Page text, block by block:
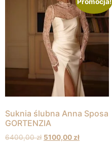
Suknia ślubna Anna Sposa
GORTENZIA
6400,00zł 5100,00zł